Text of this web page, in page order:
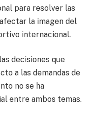
para resolver las
la imagen del
internacional.
decisiones que
a las demandas de
no se ha
entre ambos temas.